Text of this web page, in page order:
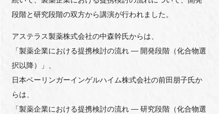
段階と研究段階の双方から講演が行われました。
アステラス製薬株式会社の中森幹氏からは、
「製薬企業における提携検討の流れ ― 開発段階（化合物選
択以降）」、
日本ベーリンガーインゲルハイム株式会社の前田朋子氏か
らは、
「製薬企業における提携検討の流れ ― 研究段階（化合物選